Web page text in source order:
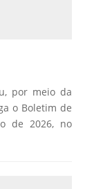
por meio da
o Boletim de
de 2026, no